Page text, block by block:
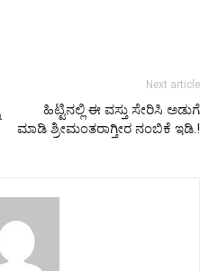
Next article
ಹಿಟ್ಟಿನಲ್ಲಿ ಈ ವಸ್ತು ಸೇರಿಸಿ ಅಡುಗೆ
ಮಾಡಿ ಶ್ರೀಮಂತರಾಗ್ತೀರ ನಂಬಿಕೆ ಇಡಿ.!